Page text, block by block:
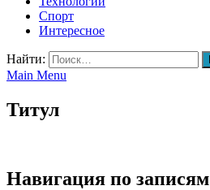
Спорт
Интересное
Найти:
Main Menu
Титул
Навигация по записям